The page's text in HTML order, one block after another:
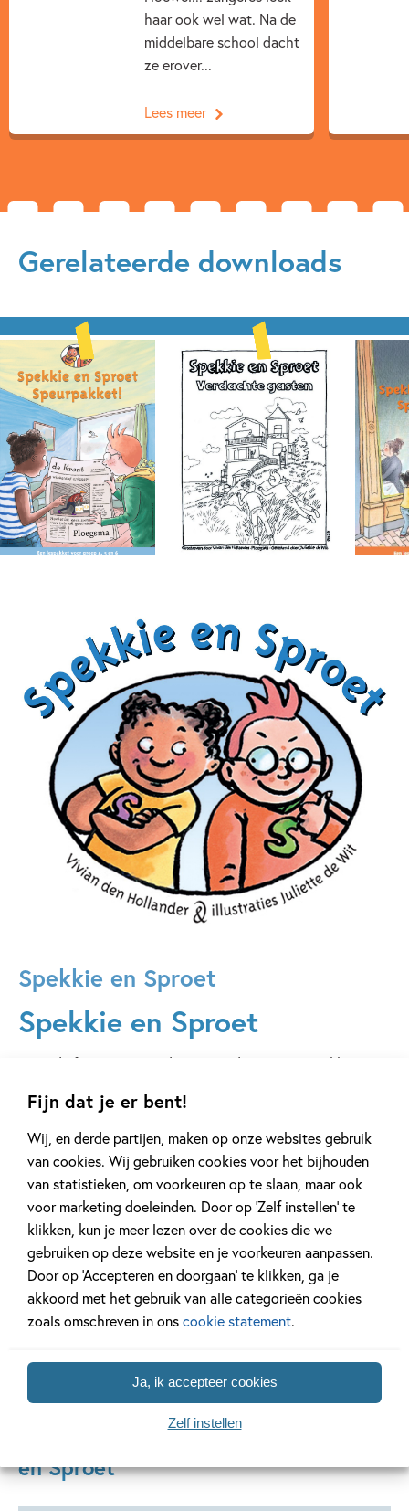
Fijn dat je er bent!
Wij, en derde partijen, maken op onze websites gebruik
van cookies. Wij gebruiken cookies voor het bijhouden
van statistieken, om voorkeuren op te slaan, maar ook
voor marketing doeleinden. Door op ‘Zelf instellen’ te
klikken, kun je meer lezen over de cookies die we
gebruiken op deze website en je voorkeuren aanpassen.
Door op ‘Accepteren en doorgaan’ te klikken, ga je
akkoord met het gebruik van alle categorieën cookies
zoals omschreven in onscookie statement.
Ja, ik accepteer cookies
Zelf instellen
haar ook wel wat. Na de
middelbare school dacht
ze erover...
Lees meer
Gerelateerde downloads
Spekkie en Sproet
Spekkie en Sproet
Geen dief is veilig voor deze twee detectives! Spekkie en
gaat nergens heen zonder haar opschrijfboekje. Want je
weet maar nooit wat voor verdachte zaken je allemaal
tegen gaat komen! Alles schrijft ze op. Wat ze ook niet
vergeet, zijn haar spekkies. Als ze die eet kan ze extra goed
nadenken. Spekkies neef Nelson werkt bij de politie. Zo
horen Spekkie en Sproet nog eens wat en krijgen ze soms
de kans om hem bij een zaak te helpen!
Lees verder
Andere boeken uit de serie 'Spekkie
en Sproet'